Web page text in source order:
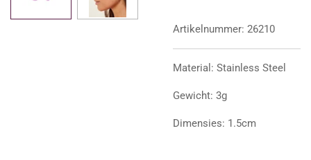
Artikelnummer: 26210
Material: Stainless Steel
Gewicht: 3g
Dimensies: 1.5cm